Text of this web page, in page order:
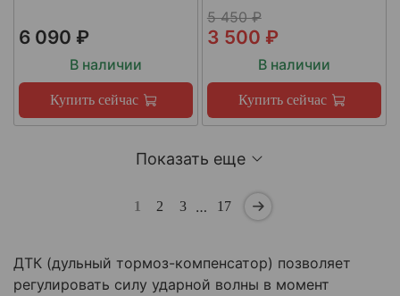
6 090 ₽
В наличии
Купить сейчас
5 450 ₽
3 500 ₽
В наличии
Купить сейчас
Показать еще
1 2 3 … 17
ДТК (дульный тормоз-компенсатор) позволяет
регулировать силу ударной волны в момент